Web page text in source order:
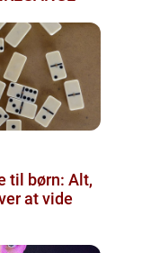
til børn: Alt,
at vide